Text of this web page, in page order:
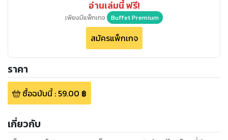
อ่านเล่มนี้ ฟรี!
เพียงมีแพ็กเกจ Buffet Premium
สมัครแพ็กเกจ
ราคา
ซื้อฉบับนี้: 59.00 ฿
เกี่ยวกับ